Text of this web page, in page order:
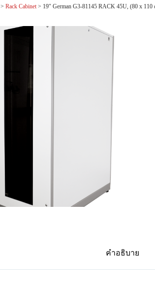
>Rack Cabinet> 19″ German G3-81145 RACK 45U, (80 x 110
คำอธิบาย